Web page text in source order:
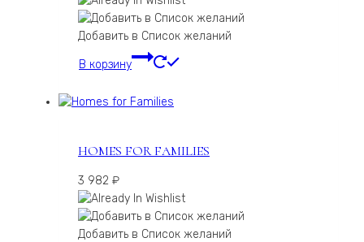
Добавить в Список желаний
В корзину
HOMES FOR FAMILIES
3 982 ₽
Добавить в Список желаний